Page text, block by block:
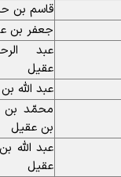
قاسم بن
جعفر بن
عبد
عقیل
عبد اللّه
محمّد بن
بن عقیل
عبد اللّه
عقیل